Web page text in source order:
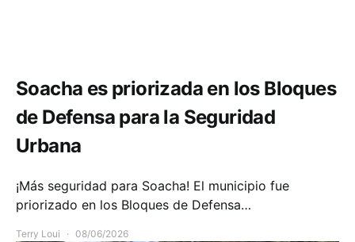
Soacha es priorizada en los Bloques
de Defensa para la Seguridad
Urbana
¡Más seguridad para Soacha! El municipio fue
priorizado en los Bloques de Defensa…
Terry Loui 08/06/2026